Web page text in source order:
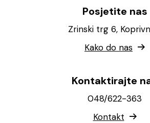
Posjetite nas
Zrinski trg 6,
Kako do nas
Kontaktirajte
048/622-363
Kontakt